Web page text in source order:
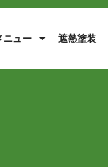
ニュー 遮熱塗装